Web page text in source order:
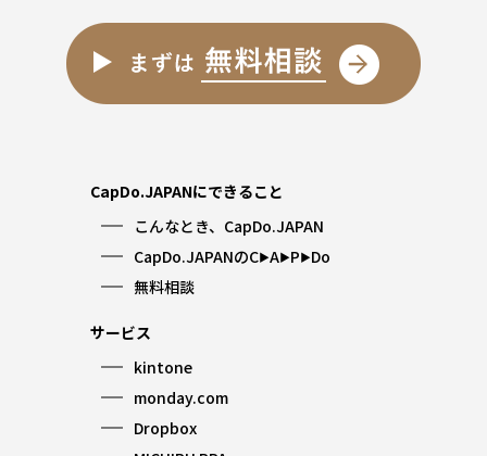
CapDo.JAPANにできること
こんなとき、CapDo.JAPAN
CapDo.JAPANのC▶︎A▶︎P▶︎Do
無料相談
サービス
kintone
monday.com
Dropbox